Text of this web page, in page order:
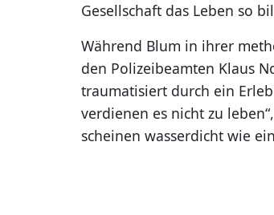
Gesellschaft das Leben so
Während Blum in ihrer
den Polizeibeamten Klaus
traumatisiert durch ein
verdienen es nicht zu
scheinen wasserdicht wie